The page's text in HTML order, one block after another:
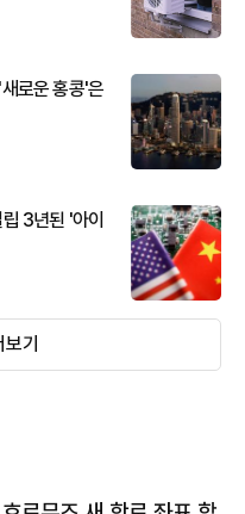
로운 홍콩'은
3년된 '아이
보기